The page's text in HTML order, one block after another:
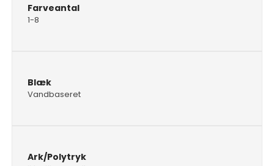
Farveantal
1-8
Blæk
Vandbaseret
Ark/Polytryk